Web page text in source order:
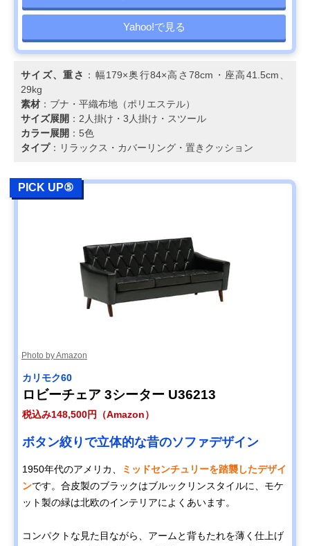
Yahoo!で見る
サイズ、重さ ：幅179×奥行84×高さ78cm・座高41.5cm、
29kg
素材 ：ブナ・平織布地（ポリエステル）
サイズ展開 ：2人掛け・3人掛け・スツール
カラー展開 ：5色
タイプ：リラックス・カバーリング・置きクッション
PICK UP⑤
Photo by Amazon
カリモク60
ロビーチェア 3シーター U36213
税込み148,500円（Amazon）
ボタン絞りで立体的な昔のソファデザイン
1950年代のアメリカ、
ミッドセンチュリーを踏襲したデザイ
ンです。合皮製のブラックはブルックリンスタイルに、モケ
ット製の緑は北欧のインテリアによくあいます。
コンパクトな見た目ながら、アームと背もたれを薄く仕上げ